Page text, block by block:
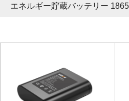
エネルギー貯蔵バッテリー